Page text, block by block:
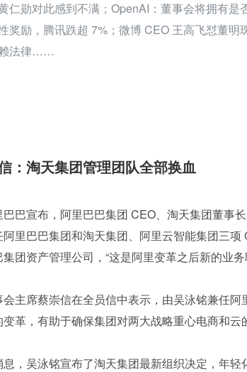
仁勋对此感到不满；OpenAI：董事会将拥有是
奖励，腾讯跌超 7%；微博 CEO 王高飞怼董明
法律……
：淘天集团管理团队全部换血
巴宣布，阿里巴巴集团 CEO、淘天集团董事
里巴巴集团和淘天集团、阿里云智能集团三
团资产管理公司，“这是阿里变革之后新的业务
主席蔡崇信在全员信中表示，由吴泳铭兼任
革，有助于确保集团对两大战略重心电商和云
，吴泳铭宣布了淘天集团最新组织决定，年